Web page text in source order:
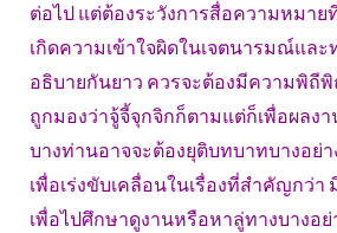
ต่อไป แต่ต้องระวังการสื่อความหมาย
เกิดความเข้าใจผิดในเจตนารมณ์และ
อธิบายกันยาว ควรจะต้องมีความพิถี
ถูกมองว่าจู้จี้จุกจิกก็ตามแต่ก็เพื่อผลง
บางท่านอาจจะต้องยุติบทบาทบางอย่า
เพื่อเร่งขับเคลื่อนในเรื่องที่สำคัญกว่า
เพื่อไปศึกษาดูงานหรือหาลู่ทางบางอย่